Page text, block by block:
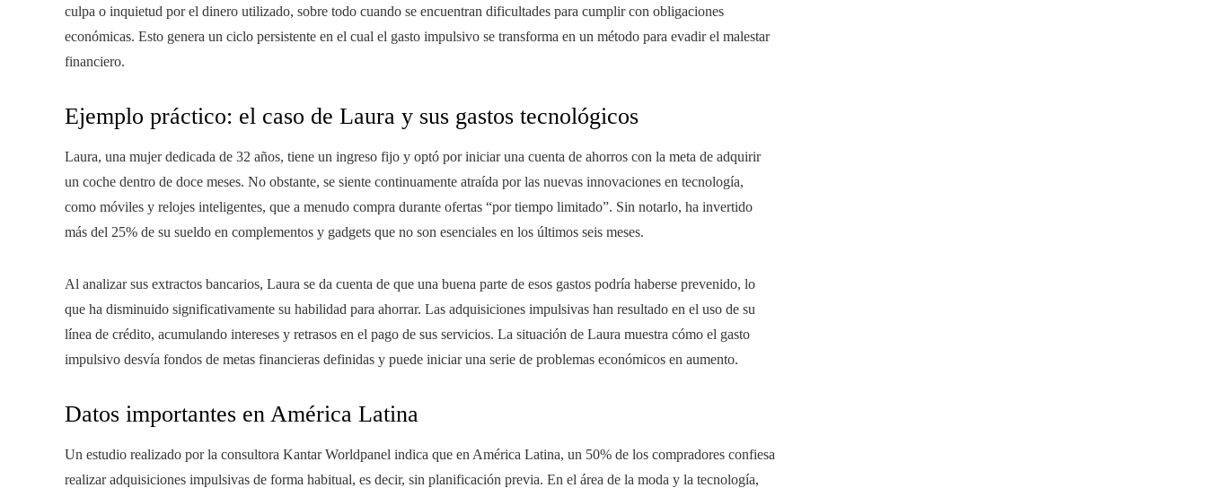
culpa o inquietud por el dinero utilizado, sobre todo cuando se encuentran dificultades para cumplir con obligaciones
económicas. Esto genera un ciclo persistente en el cual el gasto impulsivo se transforma en un método para evadir el malestar
financiero.
Ejemplo práctico: el caso de Laura y sus gastos tecnológicos
Laura, una mujer dedicada de 32 años, tiene un ingreso fijo y optó por iniciar una cuenta de ahorros con la meta de adquirir
un coche dentro de doce meses. No obstante, se siente continuamente atraída por las nuevas innovaciones en tecnología,
como móviles y relojes inteligentes, que a menudo compra durante ofertas “por tiempo limitado”. Sin notarlo, ha invertido
más del 25% de su sueldo en complementos y gadgets que no son esenciales en los últimos seis meses.
Al analizar sus extractos bancarios, Laura se da cuenta de que una buena parte de esos gastos podría haberse prevenido, lo
que ha disminuido significativamente su habilidad para ahorrar. Las adquisiciones impulsivas han resultado en el uso de su
línea de crédito, acumulando intereses y retrasos en el pago de sus servicios. La situación de Laura muestra cómo el gasto
impulsivo desvía fondos de metas financieras definidas y puede iniciar una serie de problemas económicos en aumento.
Datos importantes en América Latina
Un estudio realizado por la consultora Kantar Worldpanel indica que en América Latina, un 50% de los compradores confiesa
realizar adquisiciones impulsivas de forma habitual, es decir, sin planificación previa. En el área de la moda y la tecnología,